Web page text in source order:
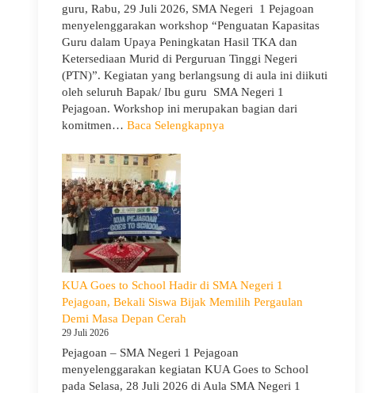
guru, Rabu, 29 Juli 2026, SMA Negeri 1 Pejagoan
menyelenggarakan workshop “Penguatan Kapasitas
Guru dalam Upaya Peningkatan Hasil TKA dan
Ketersediaan Murid di Perguruan Tinggi Negeri
(PTN)”. Kegiatan yang berlangsung di aula ini diikuti
oleh seluruh Bapak/ Ibu guru SMA Negeri 1
Pejagoan. Workshop ini merupakan bagian dari
komitmen… Baca Selengkapnya
Penguatan
Kapasitas
KUA Goes to School Hadir di SMA Negeri 1
Pejagoan, Bekali Siswa Bijak Memilih Pergaulan
Demi Masa Depan Cerah
29 Juli 2026
Pejagoan – SMA Negeri 1 Pejagoan
menyelenggarakan kegiatan KUA Goes to School
pada Selasa, 28 Juli 2026 di Aula SMA Negeri 1